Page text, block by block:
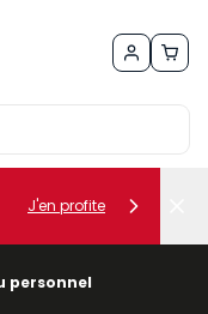
J'en profite
personnel